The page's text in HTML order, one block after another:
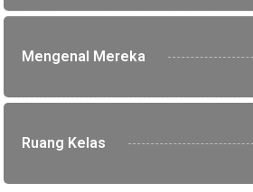
Mengenal Mereka
Ruang Kelas